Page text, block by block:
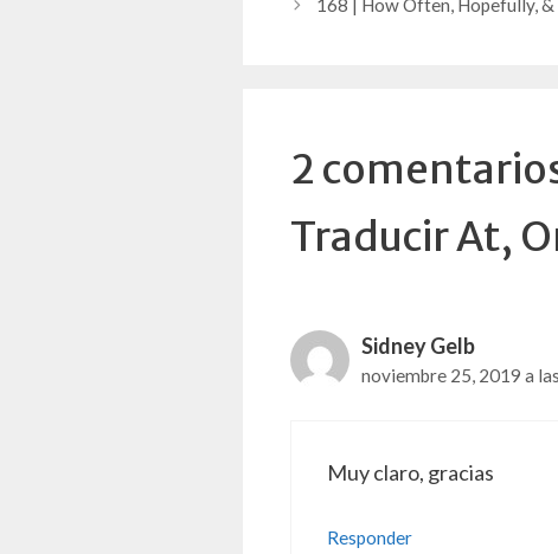
168 | How Often, Hopefully, &
2
Traducir At,
Sidney Gelb
noviembre 25, 2019 a
Muy claro, gracias
Responder